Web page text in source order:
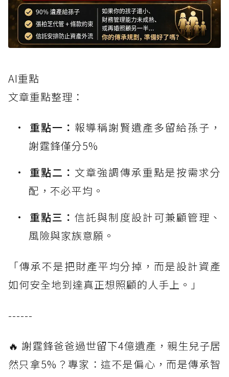
AI重點
文章重點整理：
重點一： 報導稱謝賢遺產多留給孫子，
謝霆鋒僅分5%
重點二： 文章強調傳承重點是按需求分
配，不必平均。
重點三：信託與制度設計可兼顧管理、
風險與家族意願。
「傳承不是把財產平均分掉，而是設計資產
如何安全地到達真正想照顧的人手上。」
------
🔥 謝霆鋒爸爸過世留下4億遺產，親生兒子居
然只拿5%？專家：這不是偏心，而是傳承智